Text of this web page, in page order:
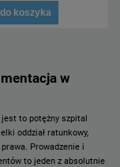
do koszyka
w
jest to potężny szpital
oddział ratunkowy,
Prowadzenie i
to jeden z absolutnie